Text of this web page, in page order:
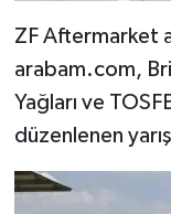
ZF Aftermarket
arabam.com,
Yağları ve
düzenlenen